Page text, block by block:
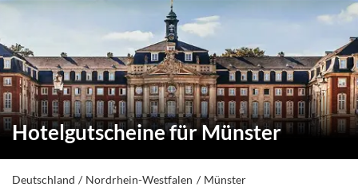
Hotelgutscheine für Münster
Deutschland Nordrhein-Westfalen Münster